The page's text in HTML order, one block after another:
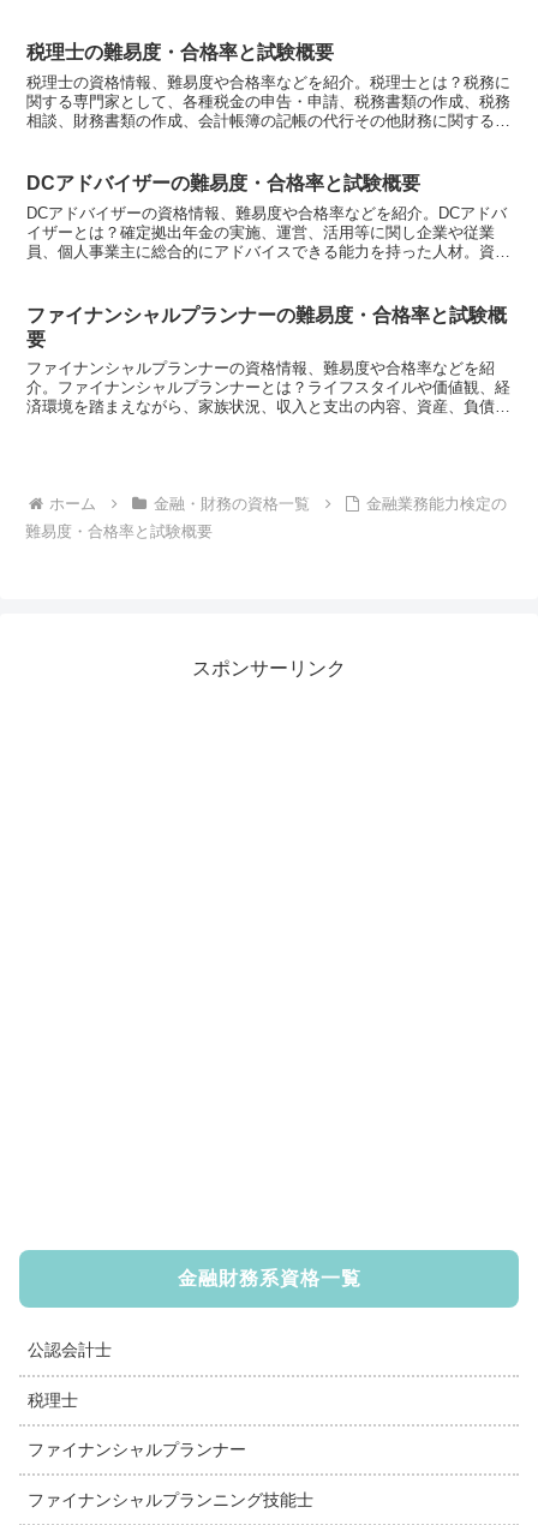
税理士の難易度・合格率と試験概要
税理士の資格情報、難易度や合格率などを紹介。税理士とは？税務に
関する専門家として、各種税金の申告・申請、税務書類の作成、税務
相談、財務書類の作成、会計帳簿の記帳の代行その他財務に関する事
DCアドバイザーの難易度・合格率と試験概要
DCアドバイザーの資格情報、難易度や合格率などを紹介。DCアドバ
イザーとは？確定拠出年金の実施、運営、活用等に関し企業や従業
員、個人事業主に総合的にアドバイスできる能力を持った人材。資格
ファイナンシャルプランナーの難易度・合格率と試験概
要
ファイナンシャルプランナーの資格情報、難易度や合格率などを紹
介。ファイナンシャルプランナーとは？ライフスタイルや価値観、経
済環境を踏まえながら、家族状況、収入と支出の内容、資産、負債、
ホーム 金融・財務の資格一覧
金融業務能力検定の
難易度・合格率と試験概要
スポンサーリンク
金融財務系資格一覧
公認会計士
税理士
ファイナンシャルプランナー
ファイナンシャルプランニング技能士